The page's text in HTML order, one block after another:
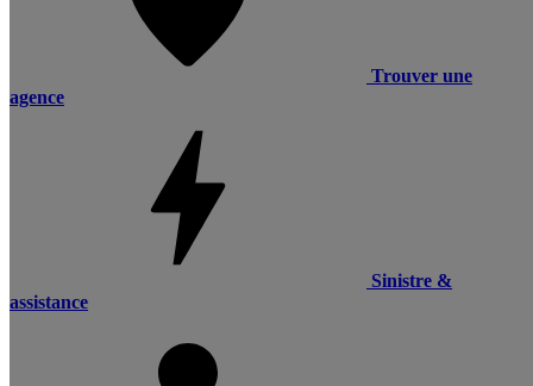
Trouver une
agence
Sinistre &
assistance